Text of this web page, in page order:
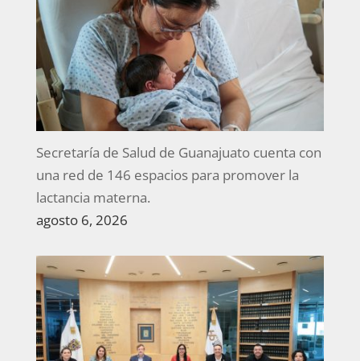
Secretaría de Salud de Guanajuato cuenta con
una red de 146 espacios para promover la
lactancia materna.
agosto 6, 2026